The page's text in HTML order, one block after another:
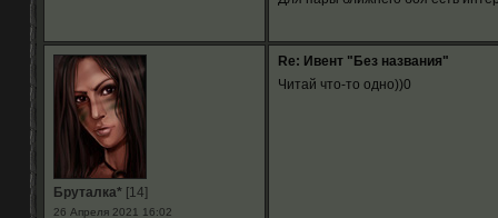
Бруталка*[14]
26 Апреля 2021 16:02
Re: Ивент "Без названия"
Читай что-то одно))0